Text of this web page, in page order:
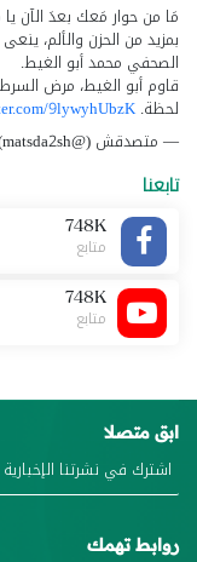
مَا من حوار مَعك بعدَ الآن
بمزيد من الحزن والألم،
الصحفي محمد أبو الغيط.
قاوم أبو الغيط، مرض
لحظة. 9lywyhUbzK
— متصدقش (@matsda2sh)
تابعنا
748K
متابع
748K
متابع
ابق متصلا
روابط تهمك